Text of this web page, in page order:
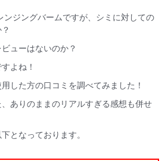
ンジングバームですが、シミに対しての
ューはないのか？
よね！
した方の口コミを調べてみました！
ありのままのリアルすぎる感想も併せ
となっております。